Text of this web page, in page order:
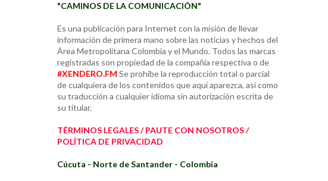
"CAMINOS DE LA COMUNICACIÓN"
Es una publicación para Internet con la misión de llevar
información de primera mano sobre las noticias y hechos del
Área Metropolitana Colombia y el Mundo. Todos las marcas
registradas son propiedad de la compañía respectiva o de
#XENDERO.FM Se prohíbe la reproducción total o parcial
de cualquiera de los contenidos que aquí aparezca, así como
su traducción a cualquier idioma sin autorización escrita de
su titular.
TÉRMINOS LEGALES / PAUTE CON NOSOTROS /
POLÍTICA DE PRIVACIDAD
Cúcuta - Norte de Santander - Colombia